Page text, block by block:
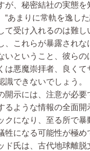
が、秘密結社の実態を
“あまりに常軌を逸し
て受け入れるのは難し
、これらが暴露されな
いということ、彼らの
は悪魔崇拝者、良くて
識できないでしょう。
示には、注意が必要
るような情報の全面開
クになり、至る所で
牲になる可能性が極め
氏は、古代地球離脱